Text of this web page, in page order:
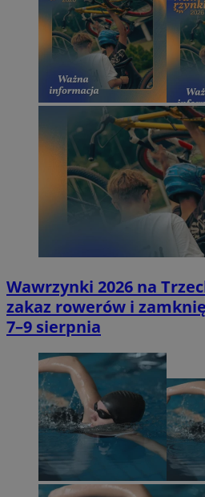
Wawrzynki 2026 na
zakaz rowerów i
7–9 sierpnia